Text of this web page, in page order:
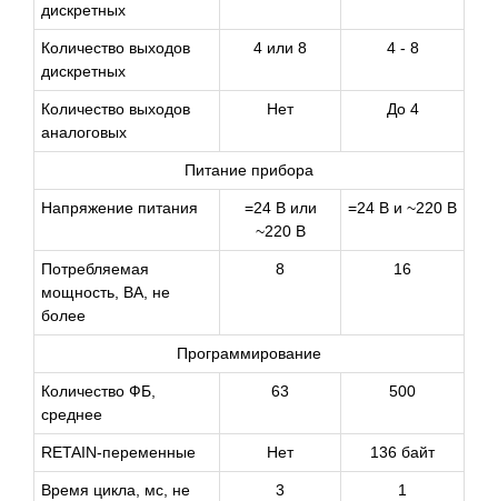
дискретных
Количество выходов
дискретных
4 или 8 4 - 8
Количество выходов
аналоговых
Нет До 4
Питание прибора
Напряжение питания
=24 В или
~220 В
=24 В и ~220 В
Потребляемая
мощность, ВА, не
более
8 16
Программирование
Количество ФБ,
среднее
63 500
RETAIN-переменные Нет 136 байт
Время цикла, мс, не
3 1